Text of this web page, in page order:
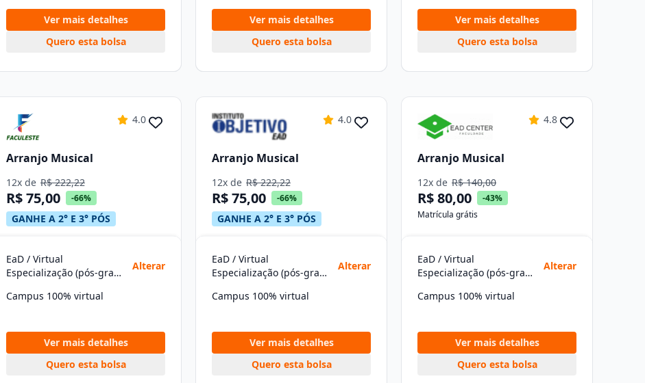
Ver mais detalhes
Quero esta bolsa
Ver mais detalhes
Quero esta bolsa
Ver mais detalhes
Quero esta bolsa
4.0
Arranjo Musical
12x de R$ 222,22
R$ 75,00 -66%
GANHE A 2° E 3° PÓS
EaD / Virtual
Especialização (pós-graduação)
Alterar
Campus 100% virtual
Ver mais detalhes
Quero esta bolsa
4.0
Arranjo Musical
12x de R$ 222,22
R$ 75,00 -66%
GANHE A 2° E 3° PÓS
EaD / Virtual
Especialização (pós-graduação)
Alterar
Campus 100% virtual
Ver mais detalhes
Quero esta bolsa
4.8
Arranjo Musical
12x de R$ 140,00
R$ 80,00
-43%
Matrícula grátis
EaD / Virtual
Especialização (pós-graduação)
Alterar
Campus 100% virtual
Ver mais detalhes
Quero esta bolsa